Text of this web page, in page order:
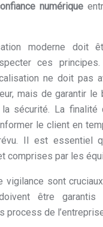
numérique
moderne doit
ces
ne doit pas
mais de garantir le
sécurité. La finalité
le client en
Il est essentiel
comprises par les
vigilance sont
être garantis
process de